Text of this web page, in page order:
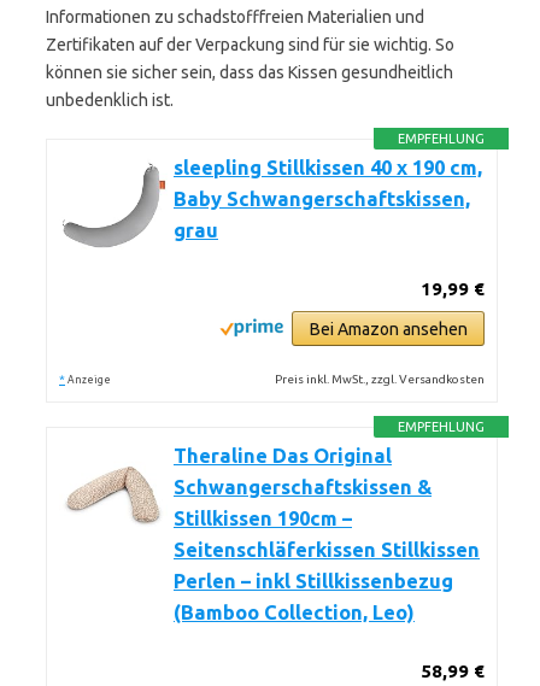
Informationen zu schadstofffreien Materialien und
Zertifikaten auf der Verpackung sind für sie wichtig. So
können sie sicher sein, dass das Kissen gesundheitlich
unbedenklich ist.
EMPFEHLUNG
sleepling Stillkissen 40 x 190 cm,
Baby Schwangerschaftskissen,
grau
19,99 €
Bei Amazon ansehen
* Anzeige Preis inkl. MwSt., zzgl. Versandkosten
EMPFEHLUNG
Theraline Das Original
Schwangerschaftskissen &
Stillkissen 190cm –
Seitenschläferkissen Stillkissen
Perlen – inkl Stillkissenbezug
(Bamboo Collection, Leo)
58,99 €